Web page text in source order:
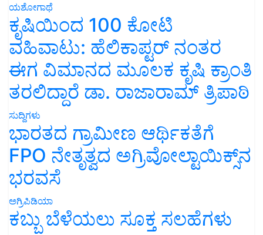
ಯಶೋಗಾಥೆ
ಕೃಷಿಯಿಂದ 100 ಕೋಟಿ
ವಹಿವಾಟು: ಹೆಲಿಕಾಪ್ಟರ್ ನಂತರ
ಈಗ ವಿಮಾನದ ಮೂಲಕ ಕೃಷಿ ಕ್ರಾಂತಿ
ತರಲಿದ್ದಾರೆ ಡಾ. ರಾಜಾರಾಮ್ ತ್ರಿಪಾಠಿ
ಸುದ್ದಿಗಳು
ಭಾರತದ ಗ್ರಾಮೀಣ ಆರ್ಥಿಕತೆಗೆ
FPO ನೇತೃತ್ವದ ಅಗ್ರಿವೋಲ್ಟಾಯಿಕ್ಸ್‌ನ
ಭರವಸೆ
ಅಗ್ರಿಪಿಡಿಯಾ
ಕಬ್ಬು ಬೆಳೆಯಲು ಸೂಕ್ತ ಸಲಹೆಗಳು